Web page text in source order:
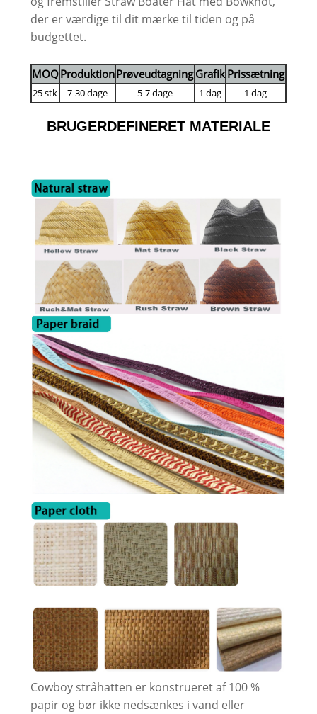
der er værdige til dit mærke til tiden og på
budgettet.
MOQProduktionPrøveudtagningGrafik Prissætning
25 stk 7-30 dage 5-7 dage 1 dag 1 dag
BRUGERDEFINERET MATERIALE
Cowboy stråhatten er konstrueret af 100 %
papir og bør ikke nedsænkes i vand eller